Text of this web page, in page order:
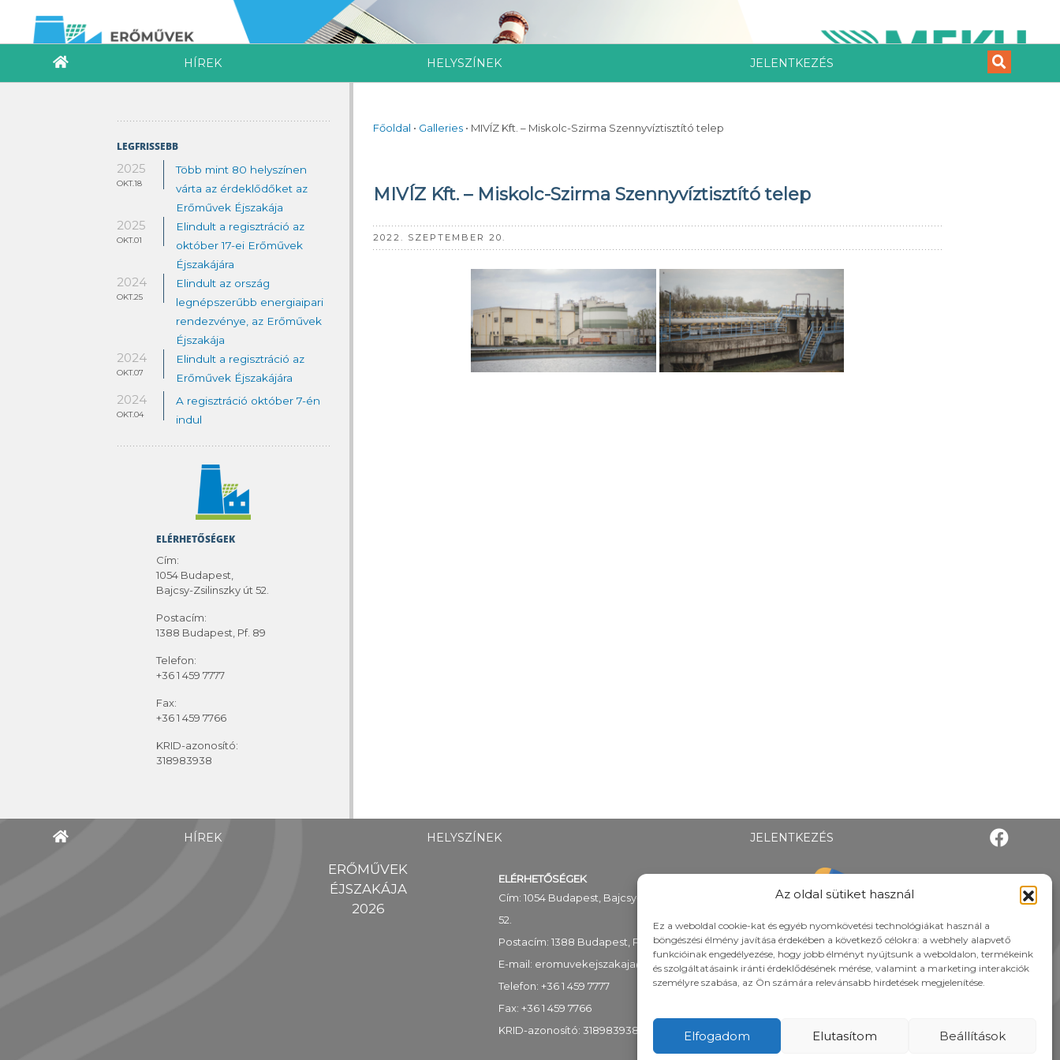
Az oldal sütiket használ
Ez a weboldal cookie-kat és egyéb nyomkövetési technológiákat használ a
böngészési élmény javítása érdekében a következő célokra: a webhely alapvető
funkcióinak engedélyezése, hogy jobb élményt nyújtsunk a weboldalon, termékeink
és szolgáltatásaink iránti érdeklődésének mérése, valamint a marketing interakciók
személyre szabása, az Ön számára relevánsabb hirdetések megjelenítése.
Elfogadom Elutasítom Beállítások
HÍREK HELYSZÍNEK JELENTKEZÉS
LEGFRISSEBB
2025
OKT.18
Több mint 80 helyszínen
várta az érdeklődőket az
Erőművek Éjszakája
2025
OKT.01
Elindult a regisztráció az
október 17-ei Erőművek
Éjszakájára
2024
OKT.25
Elindult az ország
legnépszerűbb energiaipari
rendezvénye, az Erőművek
Éjszakája
2024
OKT.07
Elindult a regisztráció az
Erőművek Éjszakájára
2024
OKT.04
A regisztráció október 7-én
indul
ELÉRHETŐSÉGEK
Cím:
1054 Budapest,
Bajcsy-Zsilinszky út 52.
Postacím:
1388 Budapest, Pf. 89
Telefon:
+36 1 459 7777
Fax:
+36 1 459 7766
KRID-azonosító:
318983938
Főoldal • Galleries • MIVÍZ Kft. – Miskolc-Szirma Szennyvíztisztító telep
MIVÍZ Kft. – Miskolc-Szirma Szennyvíztisztító telep
2022. SZEPTEMBER 20.
HÍREK HELYSZÍNEK JELENTKEZÉS
ERŐMŰVEK
ÉJSZAKÁJA
2026
ELÉRHETŐSÉGEK
Cím: 1054 Budapest, Bajcsy-Zsilinszky út
52.
Postacím: 1388 Budapest, Pf. 89
E-mail: eromuvekejszakaja@mekh.hu
Telefon: +36 1 459 7777
Fax: +36 1 459 7766
KRID-azonosító: 318983938